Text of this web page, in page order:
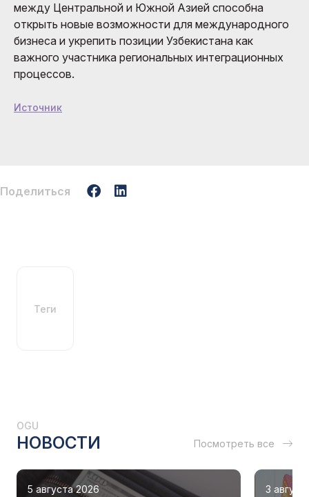
между Центральной и Южной Азией способна
открыть новые возможности для международного
бизнеса и укрепить позиции Узбекистана как
важного участника региональных интеграционных
процессов.
Источник
Поделиться
Теги
OGU
НОВОСТИ Посмотреть все
5 августа 2026
3